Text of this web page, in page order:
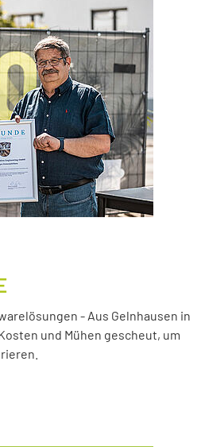
- Aus Gelnhausen in
und Mühen gescheut, um